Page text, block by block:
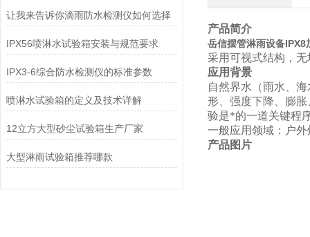
让我来告诉你滴雨防水检测仪如何选择
IPX56喷淋水试验箱安装与规范要求
IPX3-6综合防水检测仪的标准参数
喷淋水试验箱的定义及技术详解
12立方大型砂尘试验箱生产厂家
大型淋雨试验箱推荐哪款
产品简介
岳信摆管淋雨设备IPX8
采用可视式结构，
应用背景
自然界水（雨水、
形、强度下降、膨
验是*的一道关键程
一般应用领域：户
产品图片